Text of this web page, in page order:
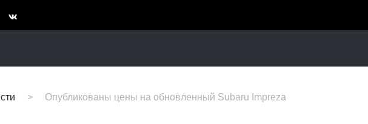
Опубликованы цены на обновленный Subaru Impreza